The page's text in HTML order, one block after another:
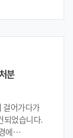
무죄를 입증할
분
걸어가다가
되었습니다.
에